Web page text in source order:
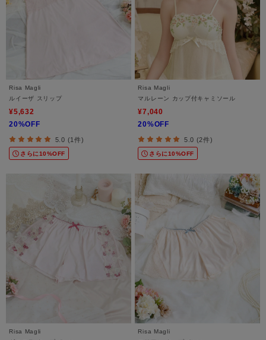
Risa Magli
ルイーザ スリップ
¥5,632
20%OFF
5.0 (1件)
さらに10%OFF
Risa Magli
マルレーン カップ付キャミソール
¥7,040
20%OFF
5.0 (2件)
さらに10%OFF
Risa Magli
Risa Magli